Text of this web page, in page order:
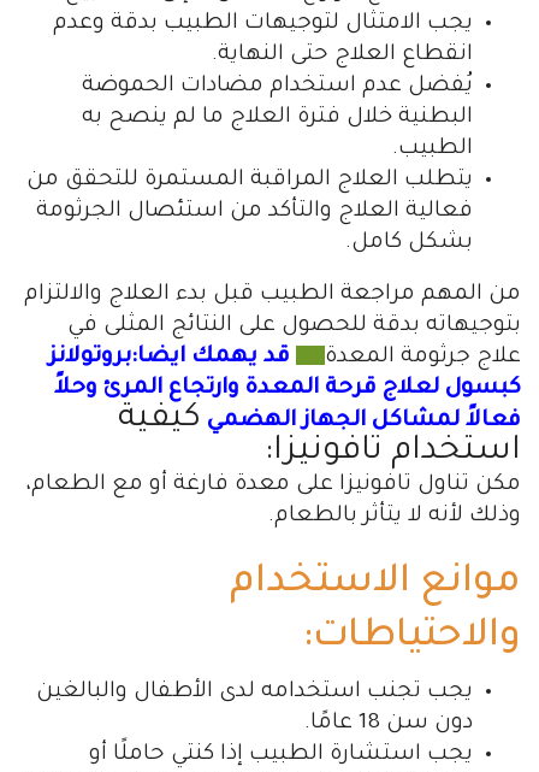
يجب الامتثال لتوجيهات الطبيب بدقة وعدم
انقطاع العلاج حتى النهاية.
يُفضل عدم استخدام مضادات الحموضة
البطنية خلال فترة العلاج ما لم ينصح به
الطبيب.
يتطلب العلاج المراقبة المستمرة للتحقق من
فعالية العلاج والتأكد من استئصال الجرثومة
بشكل كامل.
من المهم مراجعة الطبيب قبل بدء العلاج والالتزام
بتوجيهاته بدقة للحصول على النتائج المثلى في
علاج جرثومة المعدة
قد يهمك ايضا:بروتولانز
كبسول لعلاج قرحة المعدة وارتجاع المرئ وحلاً
فعالاً لمشاكل الجهاز الهضمي كيفية
استخدام تافونيزا:
مكن تناول تافونيزا على معدة فارغة أو مع الطعام،
وذلك لأنه لا يتأثر بالطعام.
موانع الاستخدام
والاحتياطات:
يجب تجنب استخدامه لدى الأطفال والبالغين
دون سن 18 عامًا.
يجب استشارة الطبيب إذا كنتي حاملًا أو